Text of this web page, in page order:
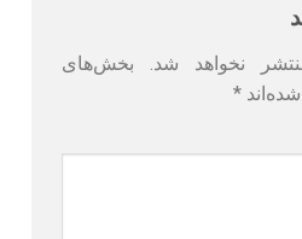
نخواهد شد.
بخش‌های
*